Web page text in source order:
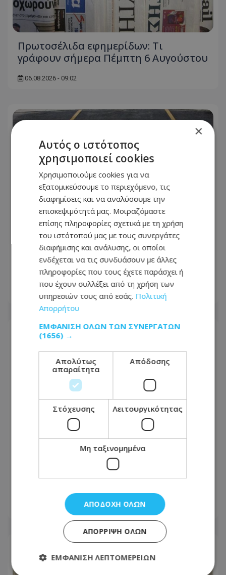
Πρωτοσέλιδα εφημερίδων: Τι
γράφουν σήμερα Πέμπτη 6 Αυγούστου
06.08.2026 - 09:02
Καταγγελία πολίτη: Αυτό που συνέβη
στις θέσεις ΑμεΑ στη Λάρνακα
προκαλεί οργή - Φωτογραφία
06.08.2026 - 08:36
Βαθιά θλίψη για τον θάνατο του
Μάριου Γιασσουμή: Η παράκληση της
06.08.2026 - 08:17
×
Αυτός ο ιστότοπος
χρησιμοποιεί cookies
Χρησιμοποιούμε cookies για να
εξατομικεύσουμε το περιεχόμενο, τις
διαφημίσεις και να αναλύσουμε την
επισκεψιμότητά μας. Μοιραζόμαστε
επίσης πληροφορίες σχετικά με τη χρήση
του ιστότοπού μας με τους συνεργάτες
διαφήμισης και ανάλυσης, οι οποίοι
ενδέχεται να τις συνδυάσουν με άλλες
πληροφορίες που τους έχετε παράσχει ή
που έχουν συλλέξει από τη χρήση των
υπηρεσιών τους από εσάς. Πολιτική
Απορρήτου
ΕΜΦΆΝΙΣΗ ΌΛΩΝ ΤΩΝ ΣΥΝΕΡΓΑΤΏΝ
(1656) →
Απολύτως
απαραίτητα
Απόδοσης
Στόχευσης Λειτουργικότητας
Μη ταξινομημένα
ΑΠΟΔΟΧΉ ΌΛΩΝ
ΑΠΌΡΡΙΨΗ ΌΛΩΝ
ΕΜΦΆΝΙΣΗ ΛΕΠΤΟΜΕΡΕΙΏΝ